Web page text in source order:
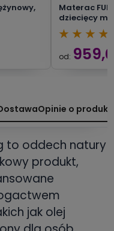
Materac
dziecięcy
★ ★ ★ ★
od:
Opinie o
to oddech natury
produkt,
jak olej